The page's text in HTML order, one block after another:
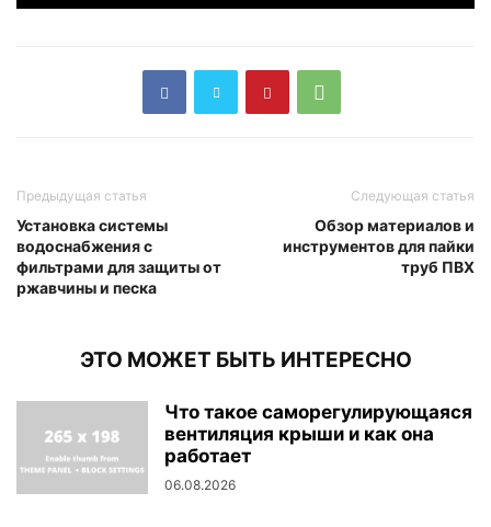
Предыдущая статья
Установка системы
водоснабжения с
фильтрами для защиты от
ржавчины и песка
Следующая статья
Обзор материалов и
инструментов для пайки
труб ПВХ
ЭТО МОЖЕТ БЫТЬ ИНТЕРЕСНО
Что такое саморегулирующаяся
вентиляция крыши и как она
работает
06.08.2026